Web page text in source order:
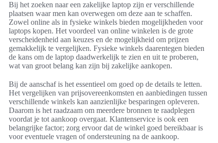
Bij het zoeken naar een zakelijke laptop zijn er verschillende
plaatsen waar men kan overwegen om deze aan te schaffen.
Zowel online als in fysieke winkels bieden mogelijkheden voor
laptops kopen. Het voordeel van online winkelen is de grote
verscheidenheid aan keuzes en de mogelijkheid om prijzen
gemakkelijk te vergelijken. Fysieke winkels daarentegen bieden
de kans om de laptop daadwerkelijk te zien en uit te proberen,
wat van groot belang kan zijn bij zakelijke aankopen.
Bij de aanschaf is het essentieel om goed op de details te letten.
Het vergelijken van prijsovereenkomsten en aanbiedingen tussen
verschillende winkels kan aanzienlijke besparingen opleveren.
Daarom is het raadzaam om meerdere bronnen te raadplegen
voordat je tot aankoop overgaat. Klantenservice is ook een
belangrijke factor; zorg ervoor dat de winkel goed bereikbaar is
voor eventuele vragen of ondersteuning na de aankoop.